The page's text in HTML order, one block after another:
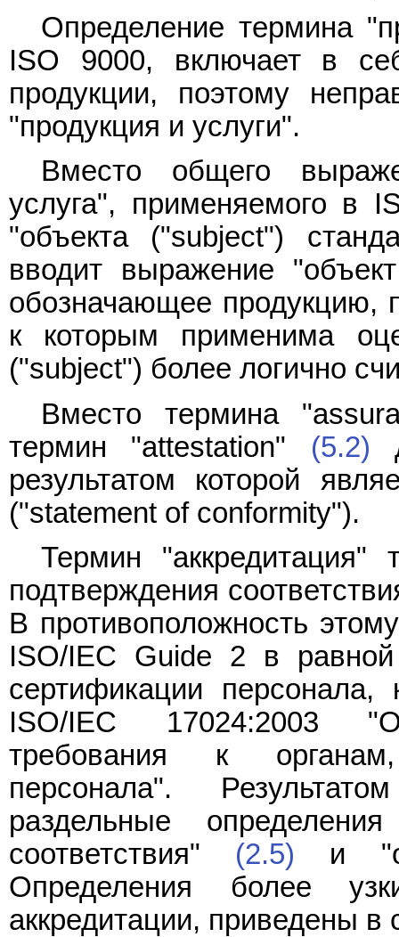
Определение термина
ISO 9000, включает в
продукции, поэтому
"продукция и услуги".
Вместо общего
услуга", применяемого в
"объекта ("subject")
вводит выражение
обозначающее продукцию,
к которым применима
("subject") более логично
Вместо термина
термин "attestation" (5.2)
результатом которой
("statement of conformity").
Термин "аккредитация"
подтверждения
В противоположность
ISO/IEC Guide 2 в
сертификации персонала,
ISO/IEC 17024:2003
требования к
персонала".
раздельные
соответствия" (2.5) и
Определения более
аккредитации, приведены в